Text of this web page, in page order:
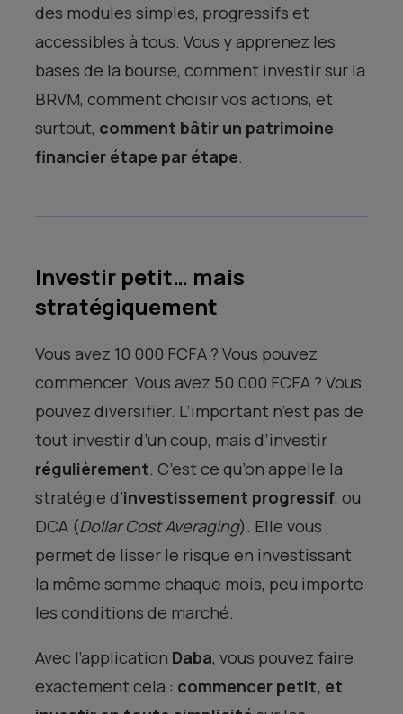
des modules simples, progressifs et
accessibles à tous. Vous y apprenez les
bases de la bourse, comment investir sur la
BRVM, comment choisir vos actions, et
surtout, comment bâtir un patrimoine
financier étape par étape​.
Investir petit… mais
stratégiquement
Vous avez 10 000 FCFA ? Vous pouvez
commencer. Vous avez 50 000 FCFA ? Vous
pouvez diversifier. L’important n’est pas de
tout investir d’un coup, mais d’investir
régulièrement. C’est ce qu’on appelle la
stratégie d’investissement progressif, ou
DCA (Dollar Cost Averaging). Elle vous
permet de lisser le risque en investissant
la même somme chaque mois, peu importe
les conditions de marché​.
Avec l’application Daba, vous pouvez faire
exactement cela : commencer petit, et